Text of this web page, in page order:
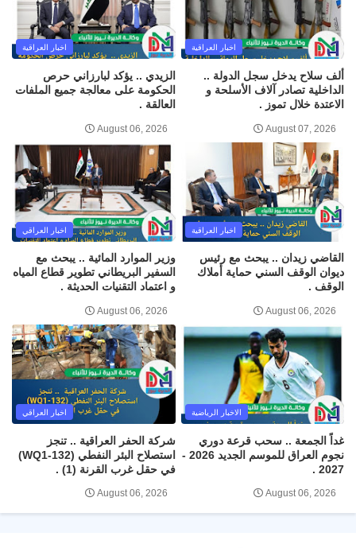
اخبار العراقية
ألف سلاح يدخل سجل الدولة ..
الداخلية تصادر آلاف الأسلحة و
الاعتدة خلال تموز .
August 07, 2026
اخبار العراقية
الزيدي .. يؤكد لبارزاني حرص
الحكومة على معالجة جميع الملفات
العالقة .
August 06, 2026
اخبار العراقية
القاضي زيدان .. يبحث مع رئيس
ديوان الوقف السني حماية أملاك
الوقف .
August 06, 2026
اخبار العراقي
وزير الموارد المائية .. يبحث مع
السفير البريطاني تطوير قطاع المياه
و اعتماد التقنيات الحديثة .
August 06, 2026
الاخبار الرياضية
غداً الجمعة .. سحب قرعة دوري
نجوم العراق للموسم الجديد 2026 -
2027 .
August 06, 2026
اخبار العراقي
شركة الحفر العراقية .. تنجز
استصلاح البئر النفطي (WQ1-132)
في حقل غرب القرنة (1) .
August 06, 2026